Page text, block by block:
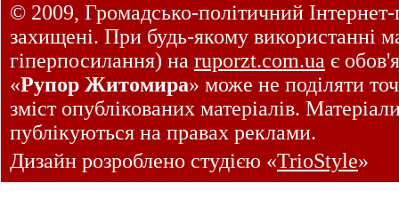
© 2009, Громадсько-політичний
захищені. При будь-якому використанні
гіперпосилання) на ruporzt.com.ua є
«Рупор Житомира» може не поділяти
зміст опублікованих матеріалів.
публікуються на правах реклами.
Дизайн розроблено студією «TrioStyle»